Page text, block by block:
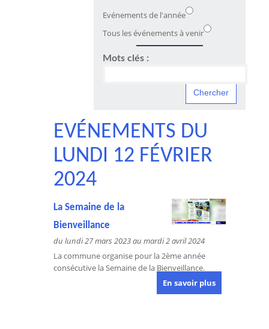
Evénements de l'année
Tous les événements à venir
Mots clés :
EVÉNEMENTS DU
LUNDI 12 FÉVRIER
2024
La Semaine de la
Bienveillance
du lundi 27 mars 2023 au mardi 2 avril 2024
La commune organise pour la 2ème année
consécutive la Semaine de la Bienveillance.
En savoir plus